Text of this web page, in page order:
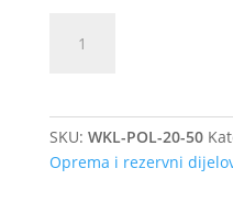
količina
SKU: WKL-POL-20-50
Oprema i rezervni